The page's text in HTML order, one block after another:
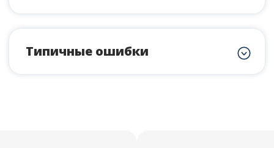
Типичные ошибки